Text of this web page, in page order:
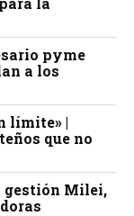
pyme
a los
límite» |
que no
gestión Milei,